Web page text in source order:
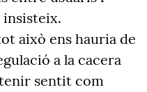
insisteix.
això ens hauria de
a la cacera
sentit com